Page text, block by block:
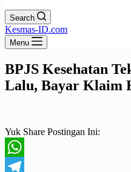
Search
Kesmas-ID.com
Menu
BPJS Kesehatan
Lalu, Bayar Klaim
Yuk Share Postingan Ini:
WhatsApp